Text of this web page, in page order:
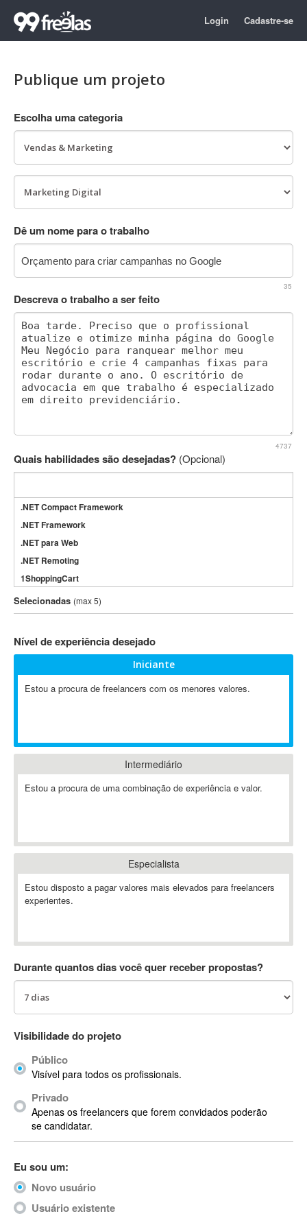
Login Cadastre-se
Publique um projeto
Escolha uma categoria
Dê um nome para o trabalho
35
Descreva o trabalho a ser feito
4737
Quais habilidades são desejadas? (Opcional)
.NET Compact Framework
.NET Framework
.NET para Web
.NET Remoting
1ShoppingCart
3DS Max
3GSM
802.11
A-GPS
ABAP
Abaqus
ABBYY FineReader
Ableton
Ableton Push
Abstract
AC3
ACID Pro
ACPI
Acrobat
Acrobat X
Acronis
ACT
Actimize
ActionScript
ActionScript 3
Selecionadas (max 5)
Nível de experiência desejado
Iniciante
Estou a procura de freelancers com os menores valores.
Intermediário
Estou a procura de uma combinação de experiência e valor.
Especialista
Estou disposto a pagar valores mais elevados para freelancers
experientes.
Durante quantos dias você quer receber propostas?
Visibilidade do projeto
Público
Visível para todos os profissionais.
Privado
Apenas os freelancers que forem convidados poderão
se candidatar.
Eu sou um:
Novo usuário
Usuário existente